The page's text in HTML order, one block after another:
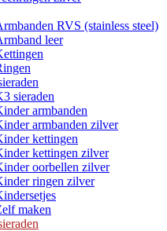
RVS (stainless steel)
leer
sieraden
armbanden
armbanden zilver
kettingen
kettingen zilver
oorbellen zilver
ringen zilver
maken